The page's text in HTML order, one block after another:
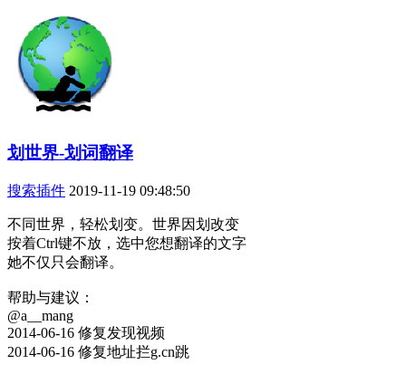
划世界-划词翻译
搜索插件 2019-11-19 09:48:50
不同世界，轻松划变。世界因划改变
按着Ctrl键不放，选中您想翻译的文字
她不仅只会翻译。
帮助与建议：
@a__mang
2014-06-16 修复发现视频
2014-06-16 修复地址拦g.cn跳